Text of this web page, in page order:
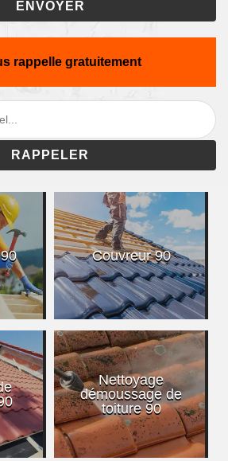
rappelle gratuitement
Couvreur 90
Nettoyage
démoussage de
toiture 90